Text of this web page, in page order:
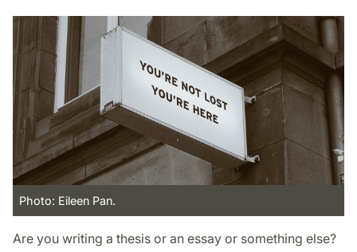
Photo: Eileen Pan.
Are you writing a thesis or an essay or something else?